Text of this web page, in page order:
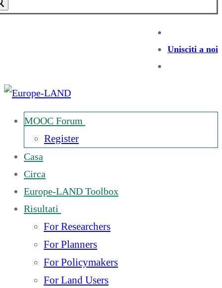
Unisciti a noi
MOOC Forum
Register
Casa
Circa
Europe-LAND Toolbox
Risultati
For Researchers
For Planners
For Policymakers
For Land Users